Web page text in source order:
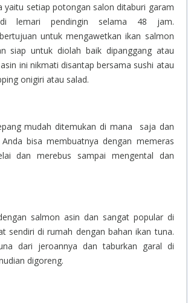
yaitu setiap potongan salon ditaburi garam
lemari pendingin selama 48 jam.
untuk mengawetkan ikan salmon
siap untuk diolah baik dipanggang atau
ini nikmati disantap bersama sushi atau
onigiri atau salad.
mudah ditemukan di mana saja dan
bisa membuatnya dengan memeras
dan merebus sampai mengental dan
salmon asin dan sangat popular di
sendiri di rumah dengan bahan ikan tuna.
dari jeroannya dan taburkan garal di
digoreng.